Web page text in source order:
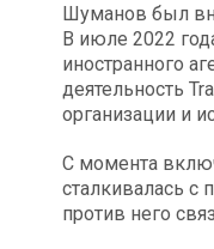
Шуманов был
В июле 2022
иностранного
деятельность
организации и
С момента
сталкивалась
против него